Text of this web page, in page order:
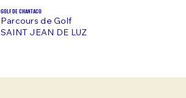
GOLF DE CHANTACO
Parcours de Golf
SAINT JEAN DE LUZ